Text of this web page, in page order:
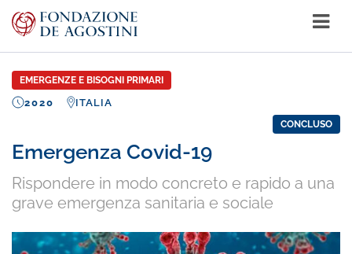
EMERGENZE E BISOGNI PRIMARI
2020 ITALIA
CONCLUSO
Emergenza Covid-19
Rispondere in modo concreto e rapido a una
grave emergenza sanitaria e sociale